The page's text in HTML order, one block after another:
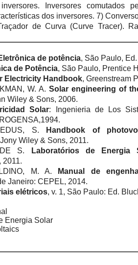
Inversores comutados
dos inversores. 7)
de Curva (Curve Tracer).
de potência, São Paulo,
de Potência, São Paulo, Prentice
Electricity Handbook, Greenstream
W. A. Solar engineering of
Wiley & Sons, 2006.
Solar: Ingenieria de Los
S.
Handbook of
Wiley & Sons, 2011.
DE S.
Laboratórios de Energia
2011.
M. A.
Manual de
Janeiro: CEPEL, 2014.
elétricos, v. 1, São Paulo: Ed.
Energia Solar